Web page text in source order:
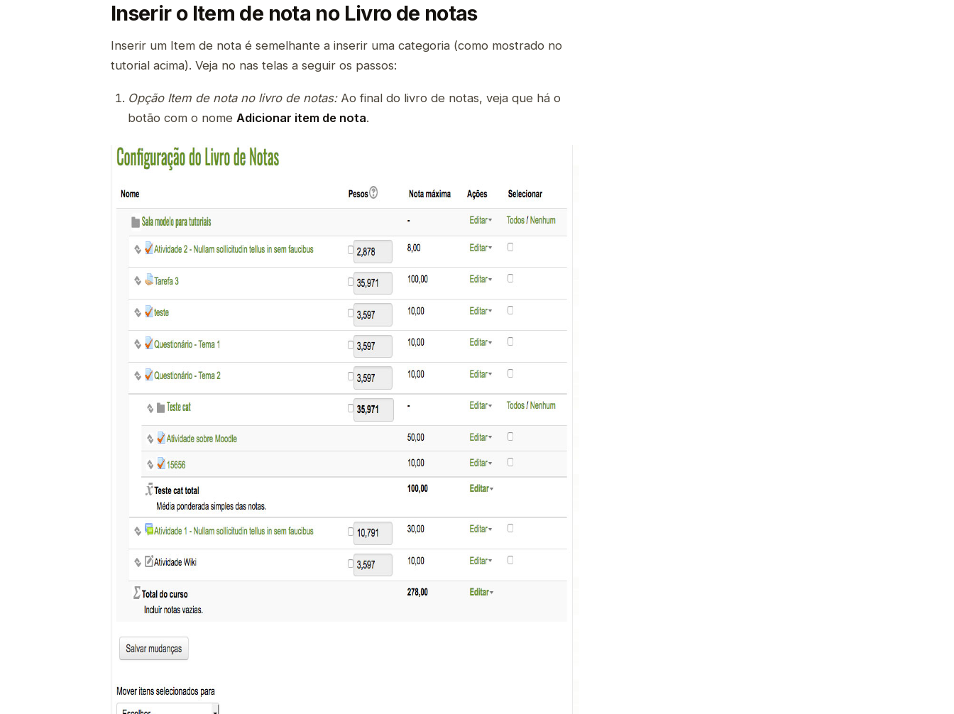
Inserir o Item de nota no Livro de notas
Inserir um Item de nota é semelhante a inserir uma categoria (como mostrado no
tutorial acima). Veja no nas telas a seguir os passos:
Opção Item de nota no livro de notas:Ao final do livro de notas, veja que há o
botão com o nome Adicionar item de nota.